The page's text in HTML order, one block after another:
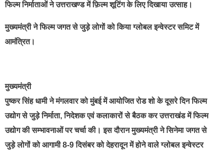
फिल्म निर्माताओं ने उत्तराखण्ड में फ़िल्म शूटिंग के लिए दिखाया उत्साह।
मुख्यमंत्री ने फिल्म जगत से जुड़े लोगों को किया ग्लोबल इन्वेस्टर समिट में
आमंत्रित।
मुख्यमंत्री
पुष्कर सिंह धामी ने मंगलवार को मुंबई में आयोजित रोड शो के दूसरे दिन फिल्म
उद्योग से जुड़े निर्माता, निदेशक एवं कलाकारों से बैठक कर उत्तराखंड में फिल्म
उद्योग की सम्भावनाओं पर चर्चा की। इस दौरान मुख्यमंत्री ने सिनेमा जगत से
जुड़े लोगों को आगामी 8-9 दिसंबर को देहरादून में होने वाले ग्लोबल इन्वेस्टर